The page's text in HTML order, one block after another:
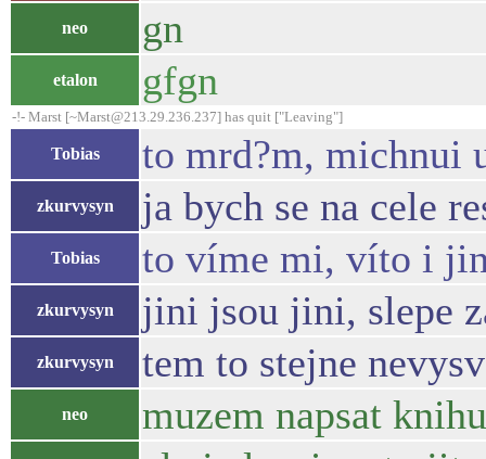
neo gn
etalon gfgn
-!- Marst [~Marst@213.29.236.237] has quit ["Leaving"]
Tobias to mrd?m, michnui
zkurvysyn ja bych se na cele
Tobias to víme mi, víto i
zkurvysyn jini jsou jini, slepe
zkurvysyn tem to stejne
neo muzem napsat knihu